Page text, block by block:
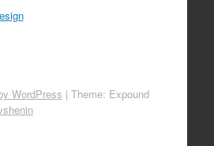
WordPress | Theme: Expound